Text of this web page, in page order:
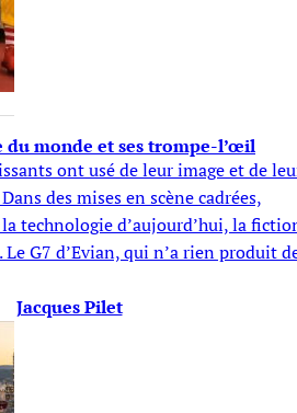
du monde et ses trompe-l’œil
ont usé de leur image et de
des mises en scène cadrées,
technologie d’aujourd’hui, la
G7 d’Evian, qui n’a rien produit
Jacques Pilet